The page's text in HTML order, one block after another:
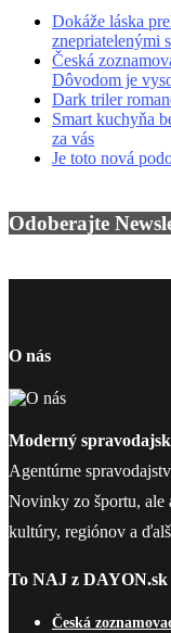
Dokáže láska
znepriatelenými
Česká
Dôvodom je
Dark triler
Smart kuchyňa
za vás
Je toto nová
Odoberajte
O nás
Moderný
Agentúrne
Novinky zo športu, ale
kultúry, regiónov a
To NAJ z DAYON.sk
Česká